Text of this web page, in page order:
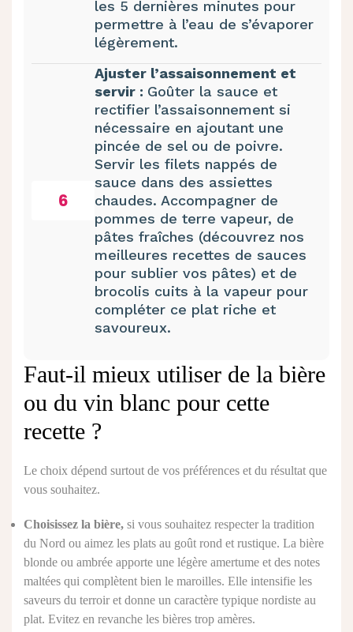
les 5 dernières minutes pour
permettre à l’eau de s’évaporer
légèrement.
6
Ajuster l’assaisonnement et
servir : Goûter la sauce et
rectifier l’assaisonnement si
nécessaire en ajoutant une
pincée de sel ou de poivre.
Servir les filets nappés de
sauce dans des assiettes
chaudes. Accompagner de
pommes de terre vapeur, de
pâtes fraîches (découvrez nos
meilleures recettes de sauces
pour sublier vos pâtes) et de
brocolis cuits à la vapeur pour
compléter ce plat riche et
savoureux.
Faut-il mieux utiliser de la bière
ou du vin blanc pour cette
recette ?
Le choix dépend surtout de vos préférences et du résultat que
vous souhaitez.
Choisissez la bière, si vous souhaitez respecter la tradition
du Nord ou aimez les plats au goût rond et rustique. La bière
blonde ou ambrée apporte une légère amertume et des notes
maltées qui complètent bien le maroilles. Elle intensifie les
saveurs du terroir et donne un caractère typique nordiste au
plat. Evitez en revanche les bières trop amères.